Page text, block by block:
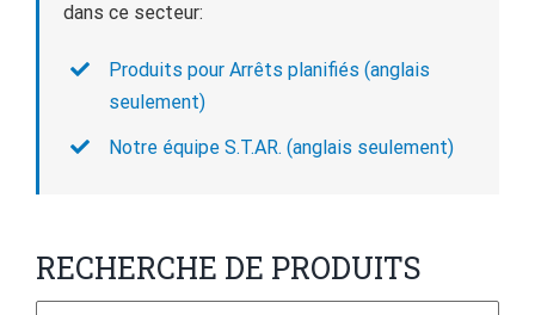
dans ce secteur:
Produits pour Arrêts planifiés (anglais
seulement)
Notre équipe S.T.AR. (anglais seulement)
RECHERCHE DE PRODUITS